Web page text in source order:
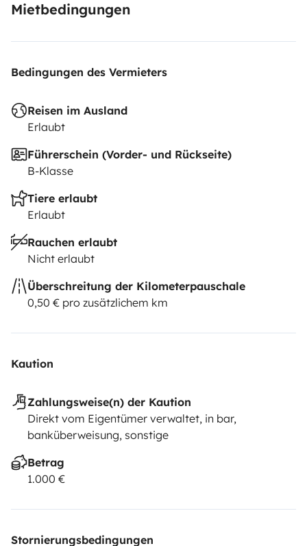
Mietbedingungen
Bedingungen des Vermieters
Reisen im Ausland
Erlaubt
Führerschein (Vorder- und Rückseite)
B-Klasse
Tiere erlaubt
Erlaubt
Rauchen erlaubt
Nicht erlaubt
Überschreitung der Kilometerpauschale
0,50 € pro zusätzlichem km
Kaution
Zahlungsweise(n) der Kaution
Direkt vom Eigentümer verwaltet, in bar,
banküberweisung, sonstige
Betrag
1.000 €
Stornierungsbedingungen